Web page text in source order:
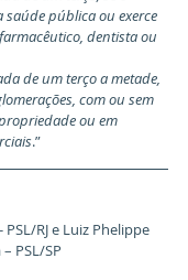
pública ou exerce
dentista ou
de um terço a metade,
com ou sem
ou em
.”
RJ e Luiz Phelippe
PSL/SP